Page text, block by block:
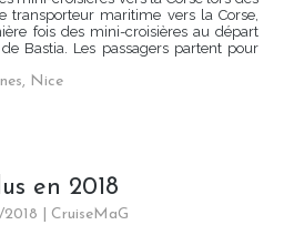
transporteur maritime vers la Corse,
fois des mini-croisières au départ
Bastia. Les passagers partent pour
, Nice
en 2018
2018
CruiseMaG